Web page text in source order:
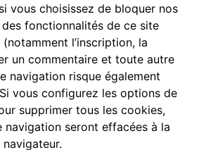
vous choisissez de bloquer nos
fonctionnalités de ce site
l’inscription, la
un commentaire et toute autre
navigation risque également
vous configurez les options de
supprimer tous les cookies,
navigation seront effacées à la